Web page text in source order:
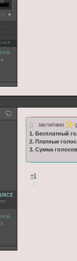
♥
засчитано
1. Бесплатный
2. Платные
3. Сумма
+1